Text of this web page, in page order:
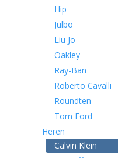
Hip
Julbo
Liu Jo
Oakley
Ray-Ban
Roberto Cavalli
Roundten
Tom Ford
Heren
Calvin Klein